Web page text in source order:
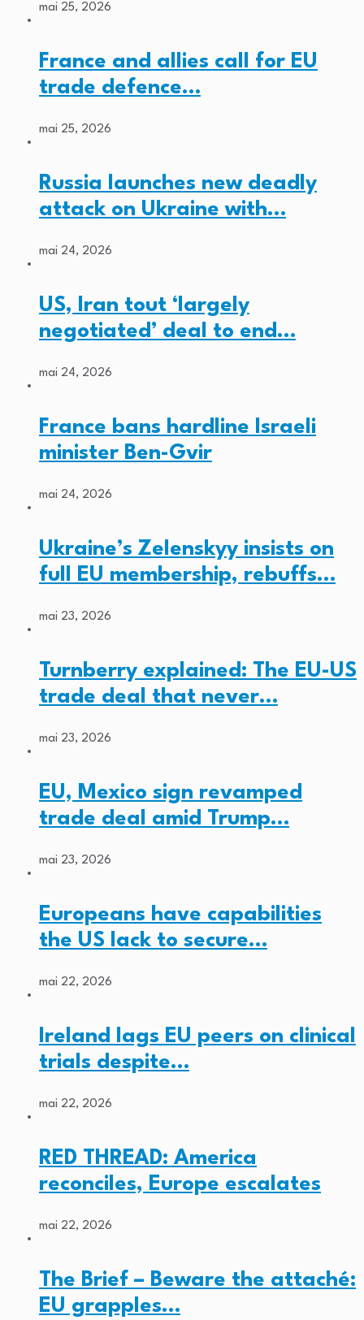
mai 25, 2026
France and allies call for EU
trade defence…
mai 25, 2026
Russia launches new deadly
attack on Ukraine with…
mai 24, 2026
US, Iran tout ‘largely
negotiated’ deal to end…
mai 24, 2026
France bans hardline Israeli
minister Ben-Gvir
mai 24, 2026
Ukraine’s Zelenskyy insists on
full EU membership, rebuffs…
mai 23, 2026
Turnberry explained: The EU-US
trade deal that never…
mai 23, 2026
EU, Mexico sign revamped
trade deal amid Trump…
mai 23, 2026
Europeans have capabilities
the US lack to secure…
mai 22, 2026
Ireland lags EU peers on clinical
trials despite…
mai 22, 2026
RED THREAD: America
reconciles, Europe escalates
mai 22, 2026
The Brief – Beware the attaché:
EU grapples…